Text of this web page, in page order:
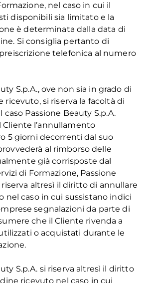
nel caso in cui il
disponibili sia limitato e la
è determinata dalla data di
Si consiglia pertanto di
telefonica al numero
S.p.A., ove non sia in grado di
ricevuto, si riserva la facoltà di
caso Passione Beauty S.p.A.
l’annullamento
5 giorni decorrenti dal suo
al rimborso delle
già corrisposte dal
di Formazione, Passione
riserva altresì il diritto di annullare
nel caso in cui sussistano indici
segnalazioni da parte di
che il Cliente rivenda a
o acquistati durante le
S.p.A. si riserva altresì il diritto
ricevuto nel caso in cui